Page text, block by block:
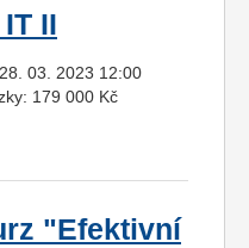
II
03. 2023 12:00
179 000 Kč
"Efektivní